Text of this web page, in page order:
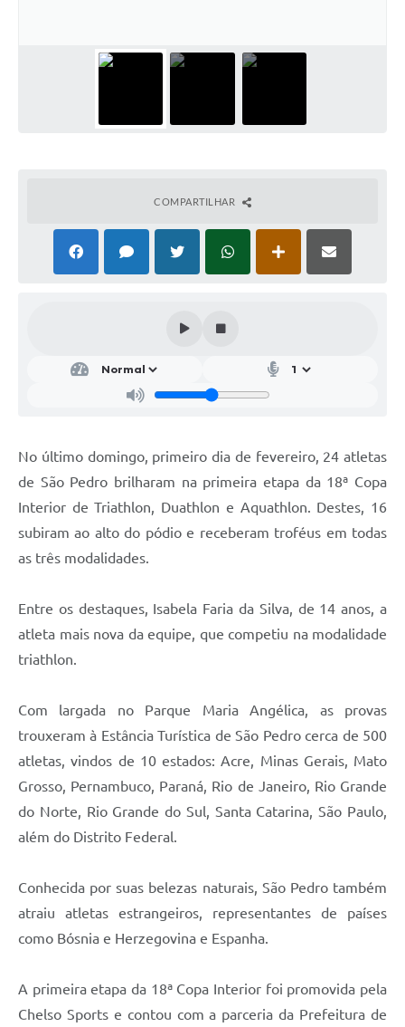
COMPARTILHAR
No último domingo, primeiro dia de fevereiro, 24 atletas
de São Pedro brilharam na primeira etapa da 18ª Copa
Interior de Triathlon, Duathlon e Aquathlon. Destes, 16
subiram ao alto do pódio e receberam troféus em todas
as três modalidades.
Entre os destaques, Isabela Faria da Silva, de 14 anos, a
atleta mais nova da equipe, que competiu na modalidade
triathlon.
Com largada no Parque Maria Angélica, as provas
trouxeram à Estância Turística de São Pedro cerca de 500
atletas, vindos de 10 estados: Acre, Minas Gerais, Mato
Grosso, Pernambuco, Paraná, Rio de Janeiro, Rio Grande
do Norte, Rio Grande do Sul, Santa Catarina, São Paulo,
além do Distrito Federal.
Conhecida por suas belezas naturais, São Pedro também
atraiu atletas estrangeiros, representantes de países
como Bósnia e Herzegovina e Espanha.
A primeira etapa da 18ª Copa Interior foi promovida pela
Chelso Sports e contou com a parceria da Prefeitura de